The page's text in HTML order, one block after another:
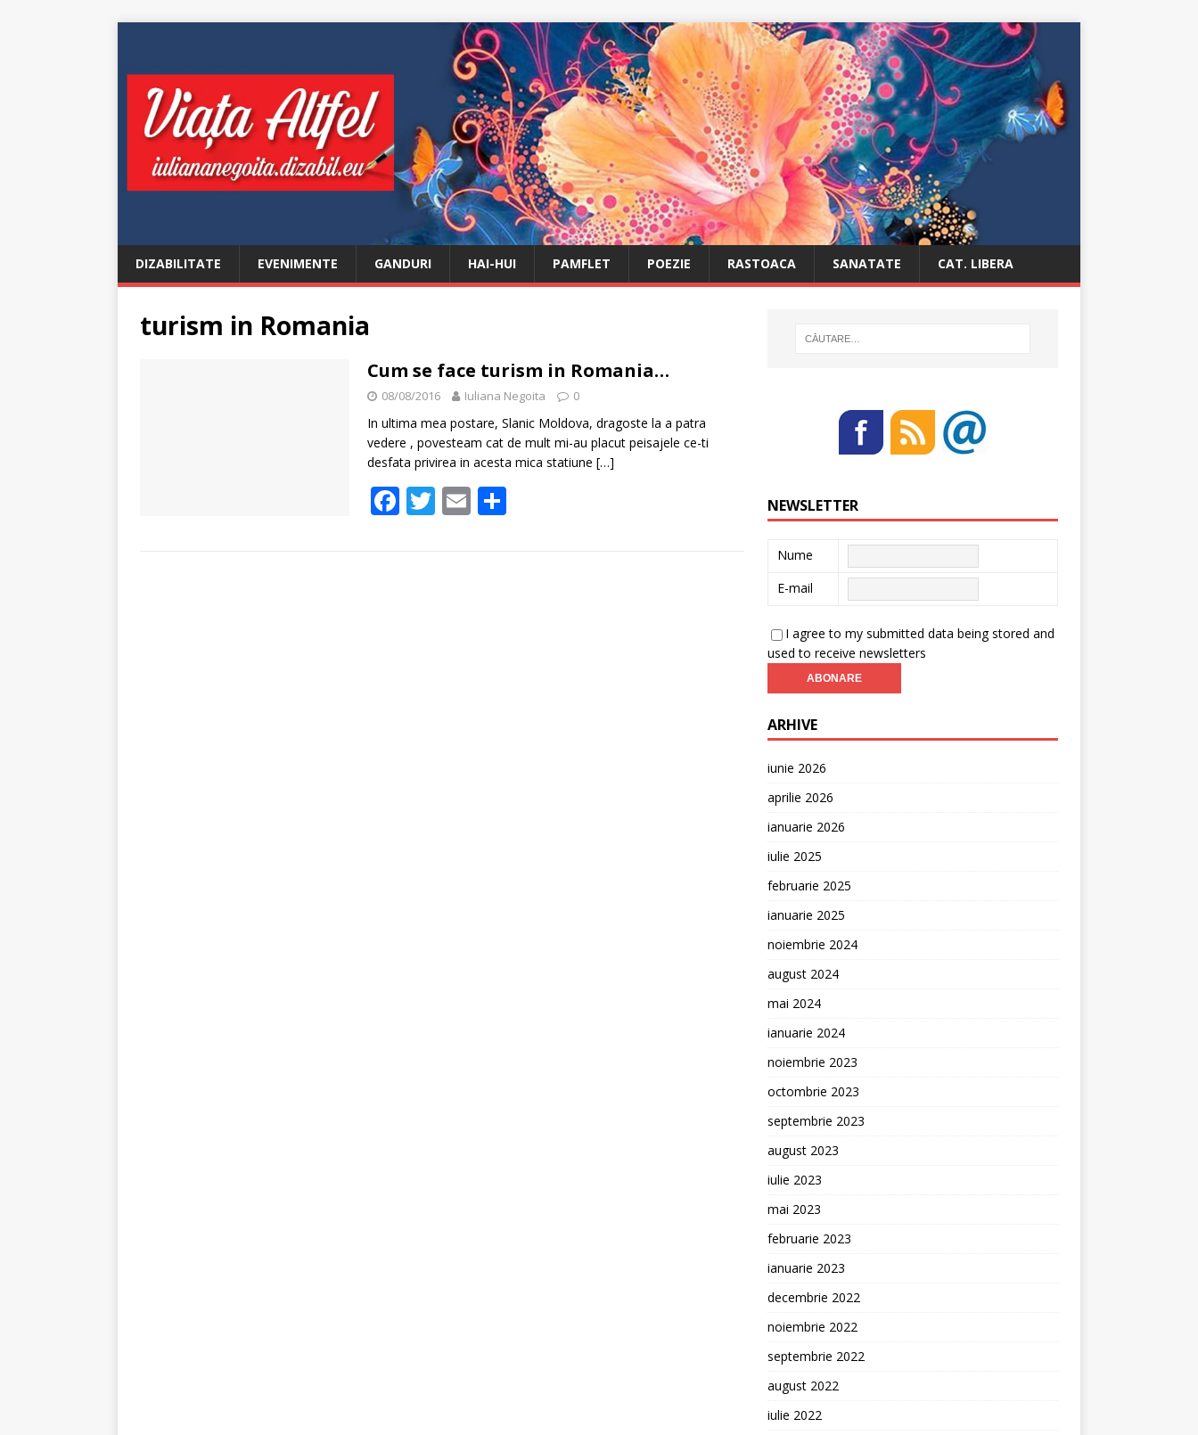
DIZABILITATE EVENIMENTE GANDURI HAI-HUI PAMFLET POEZIE RASTOACA SANATATE CAT. LIBERA
turism in Romania
Cum se face turism in Romania…
08/08/2016 Iuliana Negoita 0
In ultima mea postare, Slanic Moldova, dragoste la a patra
vedere , povesteam cat de mult mi-au placut peisajele ce-ti
desfata privirea in acesta mica statiune […]
F
ac
T
w
E
m
NEWSLETTER
Nume
E-mail
I agree to my submitted data being stored and
used to receive newsletters
ARHIVE
iunie 2026
aprilie 2026
ianuarie 2026
iulie 2025
februarie 2025
ianuarie 2025
noiembrie 2024
august 2024
mai 2024
ianuarie 2024
noiembrie 2023
octombrie 2023
septembrie 2023
august 2023
iulie 2023
mai 2023
februarie 2023
ianuarie 2023
decembrie 2022
noiembrie 2022
septembrie 2022
august 2022
iulie 2022